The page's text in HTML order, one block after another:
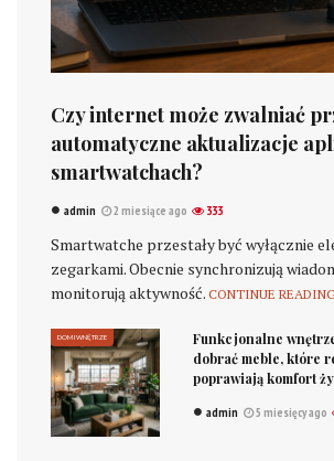
Czy internet może zwalniać
automatyczne aktualizacje
smartwatchach?
admin 2 miesiące ago 333
Smartwatche przestały być wyłącznie
zegarkami. Obecnie synchronizują
monitorują aktywność. CONTINUE
DOM I WNĘTRZE
Funkcjonalne
dobrać meble, które
poprawiają komfort
admin 5 miesięcy ago